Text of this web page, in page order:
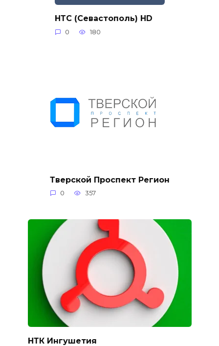
НТС (Севастополь) HD
0 180
Тверской Проспект Регион
0 357
НТК Ингушетия